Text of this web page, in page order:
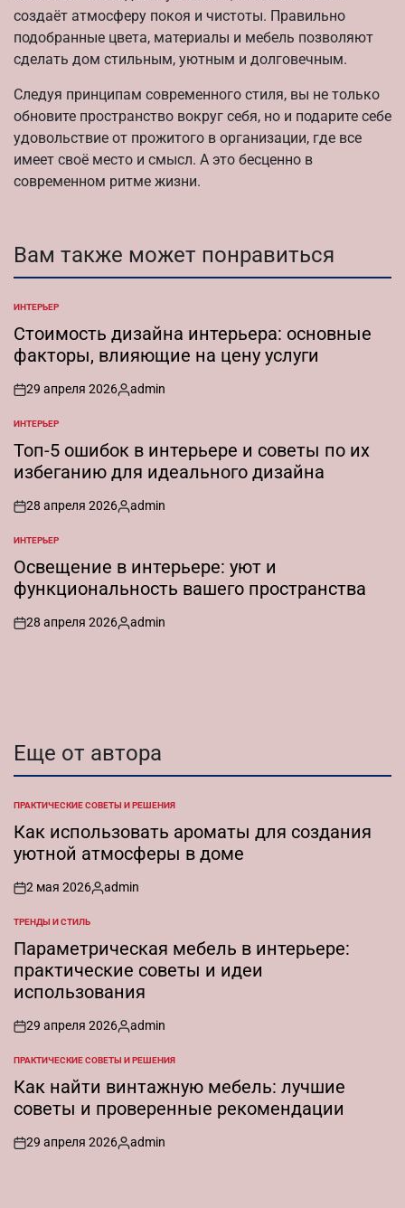
создаёт атмосферу покоя и чистоты. Правильно
подобранные цвета, материалы и мебель позволяют
сделать дом стильным, уютным и долговечным.
Следуя принципам современного стиля, вы не только
обновите пространство вокруг себя, но и подарите себе
удовольствие от прожитого в организации, где все
имеет своё место и смысл. А это бесценно в
современном ритме жизни.
Вам также может понравиться
ОПУБЛИКОВАНО
В
ИНТЕРЬЕР
Стоимость дизайна интерьера: основные
факторы, влияющие на цену услуги
on
29 апреля 2026
Запись
admin
ОПУБЛИКОВАНО
В
ИНТЕРЬЕР
Топ-5 ошибок в интерьере и советы по их
избеганию для идеального дизайна
on
28 апреля 2026
Запись
admin
ОПУБЛИКОВАНО
В
ИНТЕРЬЕР
Освещение в интерьере: уют и
функциональность вашего пространства
on
28 апреля 2026
Запись
admin
Еще от автора
ОПУБЛИКОВАНО
В
ПРАКТИЧЕСКИЕ СОВЕТЫ И РЕШЕНИЯ
Как использовать ароматы для создания
уютной атмосферы в доме
on
2 мая 2026
Запись
admin
ОПУБЛИКОВАНО
В
ТРЕНДЫ И СТИЛЬ
Параметрическая мебель в интерьере:
практические советы и идеи
использования
on
29 апреля 2026
Запись
admin
ОПУБЛИКОВАНО
В
ПРАКТИЧЕСКИЕ СОВЕТЫ И РЕШЕНИЯ
Как найти винтажную мебель: лучшие
советы и проверенные рекомендации
on
29 апреля 2026
Запись
admin